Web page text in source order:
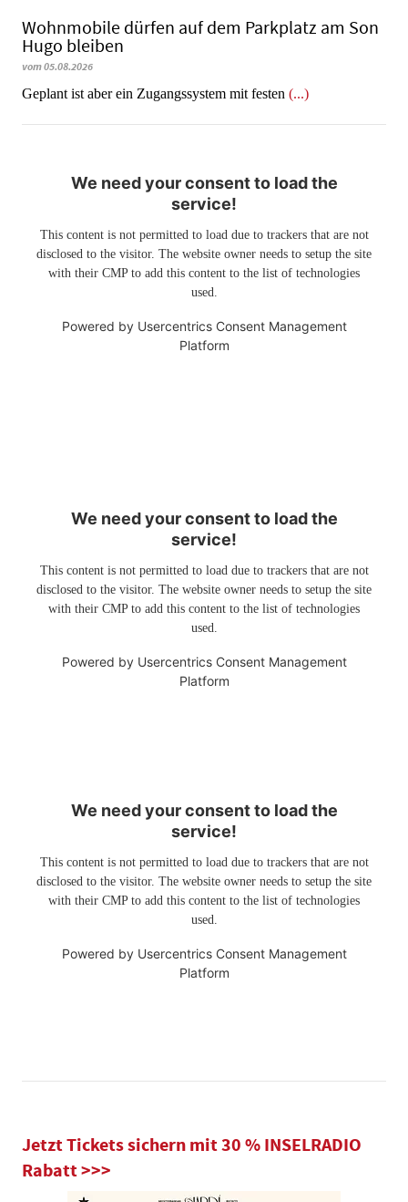
Wohnmobile dürfen auf dem Parkplatz am Son
Hugo bleiben
vom 05.08.2026
Geplant ist aber ein Zugangssystem mit festen (...)
We need your consent to load the
service!
This content is not permitted to load due to trackers that are not
disclosed to the visitor. The website owner needs to setup the site
with their CMP to add this content to the list of technologies
used.
Powered by Usercentrics Consent Management
Platform
We need your consent to load the
service!
This content is not permitted to load due to trackers that are not
disclosed to the visitor. The website owner needs to setup the site
with their CMP to add this content to the list of technologies
used.
Powered by Usercentrics Consent Management
Platform
We need your consent to load the
service!
This content is not permitted to load due to trackers that are not
disclosed to the visitor. The website owner needs to setup the site
with their CMP to add this content to the list of technologies
used.
Powered by Usercentrics Consent Management
Platform
Jetzt Tickets sichern mit 30 % INSELRADIO
Rabatt >>>